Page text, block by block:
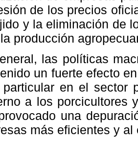
de los precios
y la eliminación de
producción
las políticas
un fuerte efecto
en el sector
a los porcicultores
una
más eficientes y